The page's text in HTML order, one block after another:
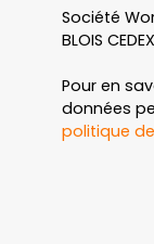
Société
BLOIS
Pour en
données
politique